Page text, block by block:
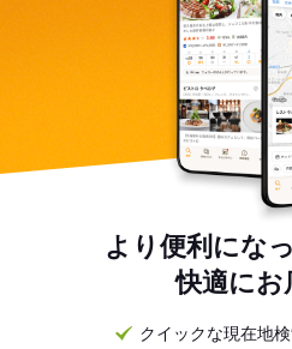
より便利にな
快適にお
クイックな現在地